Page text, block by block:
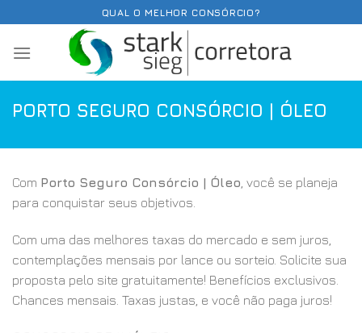
content
QUAL O MELHOR CONSÓRCIO?
PORTO SEGURO CONSÓRCIO | ÓLEO
Com Porto Seguro Consórcio | Óleo , você se planeja
para conquistar seus objetivos.
Com uma das melhores taxas do mercado e sem juros,
contemplações mensais por lance ou sorteio. Solicite sua
proposta pelo site gratuitamente! Benefícios exclusivos.
Chances mensais. Taxas justas, e você não paga juros!